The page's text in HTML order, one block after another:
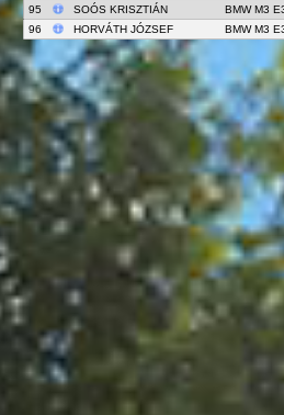
95
SOÓS KRISZTIÁN
BMW M3
96
HORVÁTH JÓZSEF BMW M3